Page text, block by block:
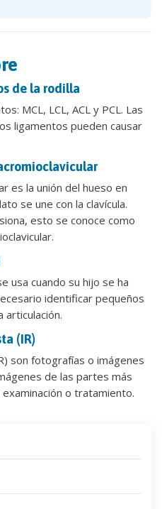
de la rodilla
MCL, LCL, ACL y PCL. Las
ligamentos pueden causar
es la unión del hueso en
se une con la clavícula.
esto se conoce como
usa cuando su hijo se ha
identificar pequeños
articulación.
(IR)
son fotografías o imágenes
de las partes más
o tratamiento.